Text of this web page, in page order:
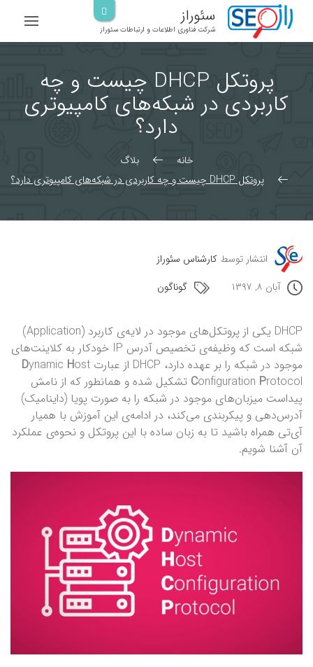
سئوراز
شرکت فناوری اطلاعات و ارتباطات سئوراز
پروتکل DHCP چیست و چه
کاربردی در شبکه‌های کامپیوتری
دارد؟
خانه
بلاگ
پروتکل DHCP چیست و چه کاربردی در شبکه‌های کامپیوتری دارد؟
انتشار توسط کارشناس سئوراز
آبان ۸, ۱۳۹۷
گوناگون
DHCP یکی از پروتکل‌های موجود در لایه‌ی کاربرد (Application)
شبکه است که وظیفه‌ی تخصیص آدرس IP خودکار به کلاینت‌های
موجود در شبکه را بر عهده دارد، DHCP از عبارت
Dynamic Host
Configuration P
rotocol تشکیل شده و همانطور که از نامش
پیداست میزبان‌های موجود در شبکه را به صورت پویا (داینامیک)
آدرس‌دهی و پیکربندی می‌کند، در ادامه‌ی این آموزش با همیار
آی‌تی همراه باشید تا به زبان ساده با این پروتکل و نحوه‌ی عملکرد
آن آشنا شویم.